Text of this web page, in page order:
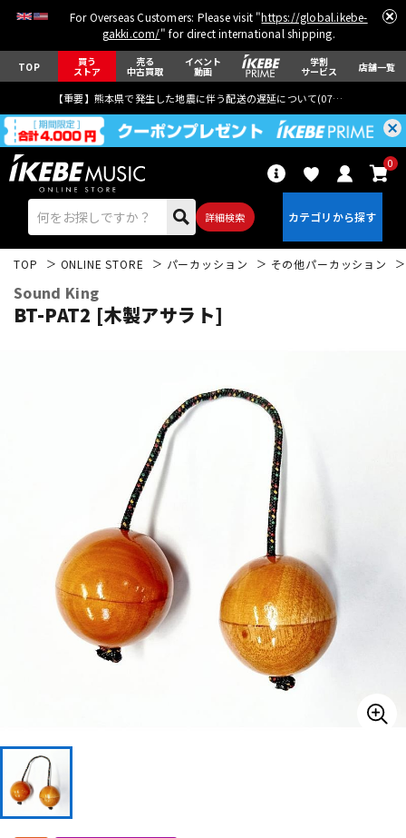
For Overseas Customers: Please visit "https://global.ikebe-
gakki.com/" for direct international shipping.
TOP 買う
ストア
売る
中古買取
イベント
動画
学割
サービス 店舗一覧
【重要】熊本県で発生した地震に伴う配送の遅延について(07月29日
詳細検索
0
ウクレレ
パーカッション
キーボード 電子ピアノ
管楽器 その他楽器
エフェクター
TOP ONLINE STORE パーカッション その他パーカッション
Sound King
BT-PAT2 [木製アサラト]